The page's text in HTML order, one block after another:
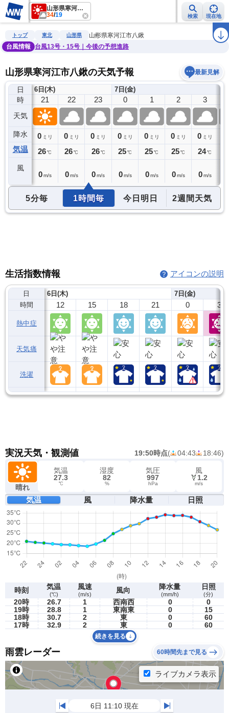
山形県寒河江市八鍬
34/19 検索 現在地
雨雲レーダー 台風情報 地震情報 警報・注意報 ラ
トップ 東北 山形県
山形県寒河江市八鍬
台風情報
台風13号・15号｜今後の予想進路
山形県寒河江市八鍬の天気予報 最新見解
日
時
天気
降水
気温
風
6日(木)
20
0ミリ
27℃
21
0 ミリ
26℃
0 m/s
22
0 ミリ
26℃
0 m/s
23
0 ミリ
26 ℃
0m/s
7日(金)
0
0 ミリ
25℃
0 m/s
1
0 ミリ
25℃
0 m/s
2
0 ミリ
25℃
0 m/s
3
0 ミリ
24℃
0 m/s
5分毎 1時間毎 今日明日 2週間天気
生活指数情報 アイコンの説明
日
時間
熱中症
天気痛
洗濯
6日(木)
12 15 18 21
7日(金)
0 3
実況天気・観測値 19:50時点( 04:43 18:46)
晴れ
気温
27.3
℃
湿度
82
%
気圧
997
hPa
風
1.2
m/s
気温 風 降水量 日照
時刻 気温
(℃)
風速
(m/s) 風向 降水量
(mm/h)
日照
(分)
20時 26.7 1 西南西 0
0
19時
28.8 1 東南東 0
15
18時
30.7 2 東 0
60
17時
32.9 2 東 0 60
続きを見る
雨雲レーダー 60時間先まで見る